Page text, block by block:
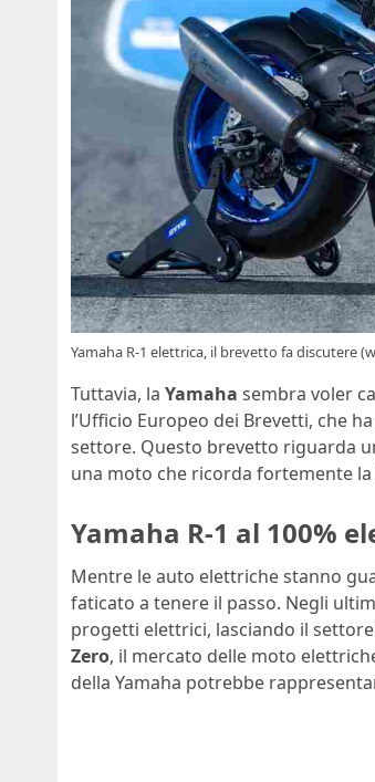
Yamaha R-1 elettrica, il brevetto fa discutere
Tuttavia, la Yamaha sembra voler
l’Ufficio Europeo dei Brevetti, che
settore. Questo brevetto riguarda
una moto che ricorda fortemente
Yamaha R-1 al 100%
Mentre le auto elettriche stanno
faticato a tenere il passo. Negli
progetti elettrici, lasciando il
Zero, il mercato delle moto
della Yamaha potrebbe